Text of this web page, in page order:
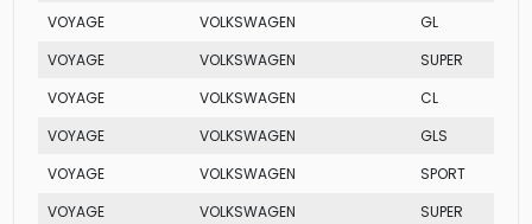
VOYAGE
VOLKSWAGEN
GL
VOYAGE
VOLKSWAGEN
SUPER
VOYAGE
VOLKSWAGEN
CL
VOYAGE
VOLKSWAGEN
GLS
VOYAGE
VOLKSWAGEN
SPORT
VOYAGE
VOLKSWAGEN
SUPER